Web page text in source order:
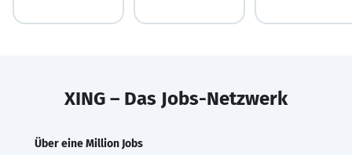
XING – Das Jobs-Netzwerk
Über eine Million Jobs